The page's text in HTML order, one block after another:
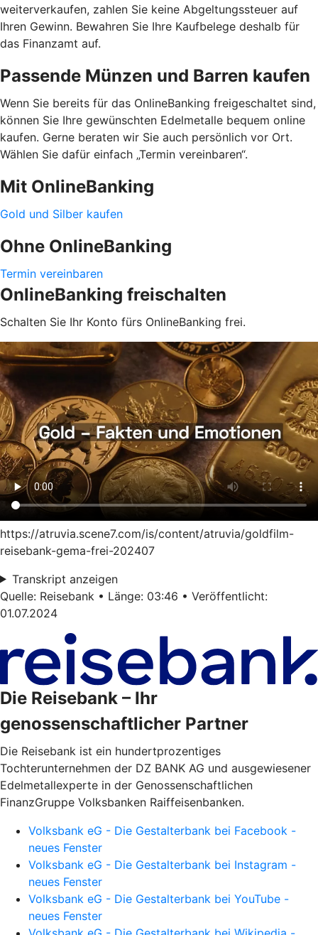
weiterverkaufen, zahlen Sie keine Abgeltungssteuer auf
Ihren Gewinn. Bewahren Sie Ihre Kaufbelege deshalb für
das Finanzamt auf.
Passende Münzen und Barren kaufen
Wenn Sie bereits für das OnlineBanking freigeschaltet sind,
können Sie Ihre gewünschten Edelmetalle bequem online
kaufen. Gerne beraten wir Sie auch persönlich vor Ort.
Wählen Sie dafür einfach „Termin vereinbaren“.
Mit OnlineBanking
Gold und Silber kaufen
Ohne OnlineBanking
Termin vereinbaren
OnlineBanking freischalten
Schalten Sie Ihr Konto fürs OnlineBanking frei.
https://atruvia.scene7.com/is/content/atruvia/goldfilm-
reisebank-gema-frei-202407
Transkript anzeigen
Quelle: Reisebank • Länge: 03:46 • Veröffentlicht:
01.07.2024
Die Reisebank – Ihr
genossenschaftlicher Partner
Die Reisebank ist ein hundertprozentiges
Tochterunternehmen der DZ BANK AG und ausgewiesener
Edelmetallexperte in der Genossenschaftlichen
FinanzGruppe Volksbanken Raiffeisenbanken.
Volksbank eG - Die Gestalterbank bei Facebook -
neues Fenster
Volksbank eG - Die Gestalterbank bei Instagram -
neues Fenster
Volksbank eG - Die Gestalterbank bei YouTube -
neues Fenster